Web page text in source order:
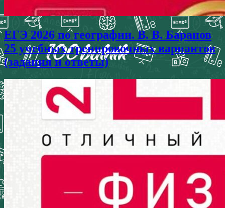
ЕГЭ 2026 по географии. В. В. Баранов
25 учебных тренировочных вариантов
(задания и ответы)